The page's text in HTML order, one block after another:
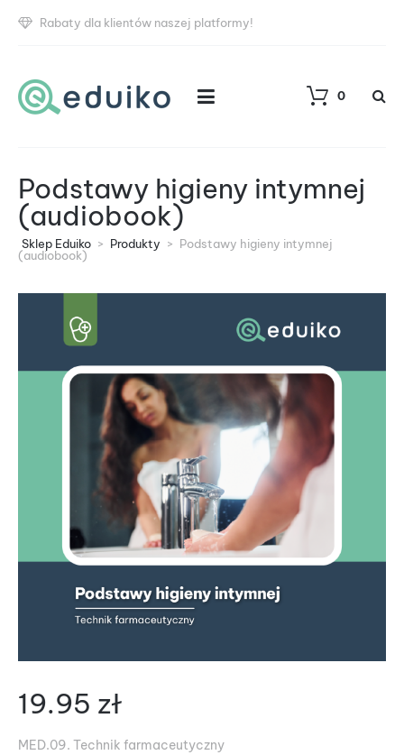
Rabaty dla klientów naszej platformy!
0
Podstawy higieny intymnej
(audiobook)
Sklep Eduiko > Produkty > Podstawy higieny intymnej
(audiobook)
19.95 zł
MED.09. Technik farmaceutyczny